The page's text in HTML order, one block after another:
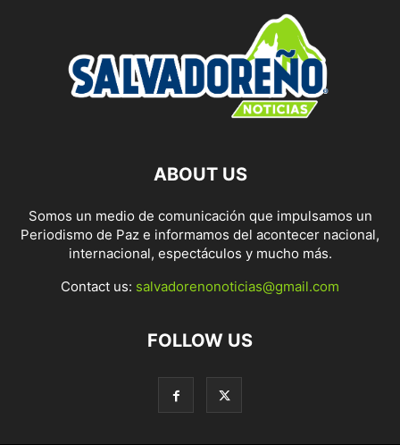
ABOUT US
Somos un medio de comunicación que impulsamos un
Periodismo de Paz e informamos del acontecer nacional,
internacional, espectáculos y mucho más.
Contact us: salvadorenonoticias@gmail.com
FOLLOW US